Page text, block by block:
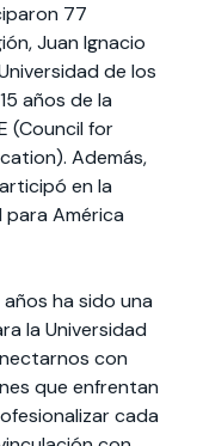
77
Juan Ignacio
de los
años de la
(Council for
Además,
en la
para América
ha sido una
la Universidad
con
que enfrentan
cada